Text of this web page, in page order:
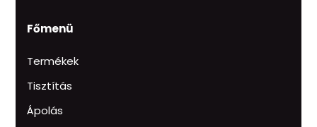
Főmenü
Termékek
Tisztítás
Ápolás